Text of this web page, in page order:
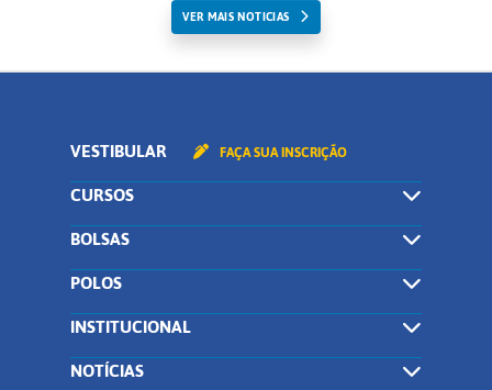
VER MAIS NOTICIAS
VESTIBULAR FAÇA SUA INSCRIÇÃO
CURSOS
BOLSAS
POLOS
INSTITUCIONAL
NOTÍCIAS